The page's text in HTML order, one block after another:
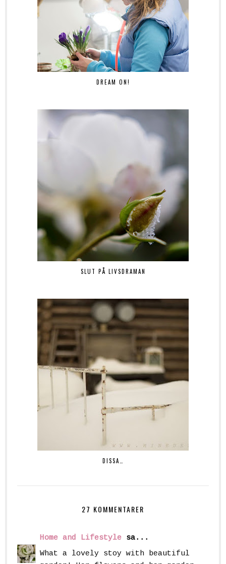
DREAM ON!
SLUT PÅ LIVSDRAMAN
DISSA…
27 KOMMENTARER
Home and Lifestyle sa...
What a lovely stoy with beautiful